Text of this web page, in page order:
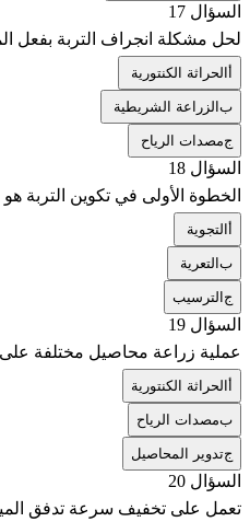
السؤال 17
لحل مشكلة انجراف التربة بفعل
الحراثة الكنتورية
بالزراعة الشريطية
جمصدات الرياح
السؤال 18
الخطوة الأولى في تكوين التربة هو
التجوية
بالتعرية
جالترسيب
السؤال 19
عملية زراعة محاصيل مختلفة
الحراثة الكنتورية
بمصدات الرياح
جتدوير المحاصيل
السؤال 20
تعمل على تخفيف سرعة تدفق